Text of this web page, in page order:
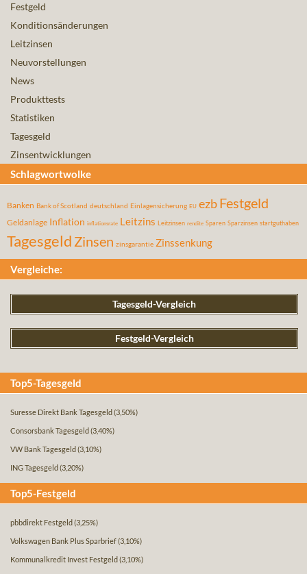
Festgeld
Konditionsänderungen
Leitzinsen
Neuvorstellungen
News
Produkttests
Statistiken
Tagesgeld
Zinsentwicklungen
Schlagwortwolke
Banken Bank of Scotland deutschland Einlagensicherung EU ezbFestgeld
Geldanlage Inflation inflationsrate Leitzins Leitzinsen rendite Sparen Sparzinsen startguthaben
Tagesgeld Zinsen zinsgarantie Zinssenkung
Vergleiche:
Tagesgeld-Vergleich
Festgeld-Vergleich
Top5-Tagesgeld
Suresse Direkt Bank Tagesgeld (3,50%)
Consorsbank Tagesgeld (3,40%)
VW Bank Tagesgeld (3,10%)
ING Tagesgeld (3,20%)
Top5-Festgeld
pbbdirekt Festgeld (3,25%)
Volkswagen Bank Plus Sparbrief(3,10%)
Kommunalkredit Invest Festgeld (3,10%)